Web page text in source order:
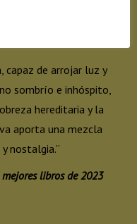
Danesas
capaz de arrojar luz y
sombrío e inhóspito,
hereditaria y la
aporta una mezcla
nostalgia.”
libros de 2023